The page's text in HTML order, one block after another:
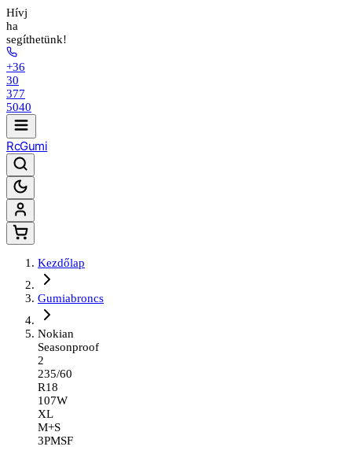
Hívj
ha
segíthetünk!
+36
30
377
5040
RcGumi
Kezdőlap
Gumiabroncs
Nokian
Seasonproof
2
235/60
R18
107W
XL
M+S
3PMSF